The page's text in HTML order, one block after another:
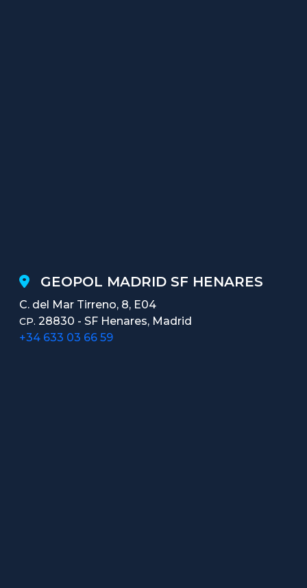
GEOPOL MADRID SF HENARES
C. del Mar Tirreno, 8, E04
CP. 28830 - SF Henares, Madrid
+34 633 03 66 59